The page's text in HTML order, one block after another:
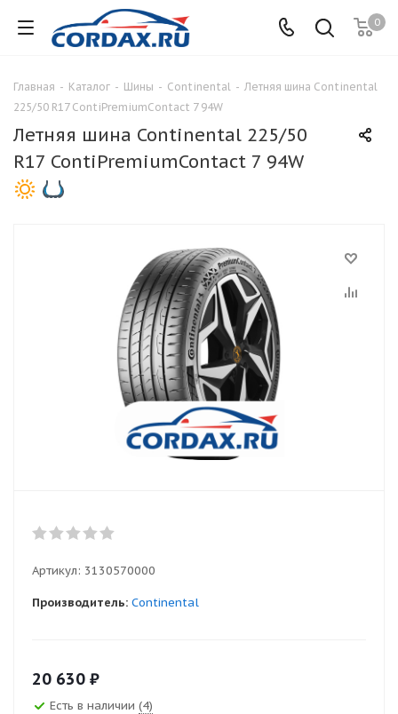
0
Главная - Каталог - Шины - Continental - Летняя шина Continental
225/50 R17 ContiPremiumContact 7 94W
Летняя шина Continental 225/50
R17 ContiPremiumContact 7 94W
Артикул: 3130570000
Производитель: Continental
20 630 ₽
Есть в наличии (4)